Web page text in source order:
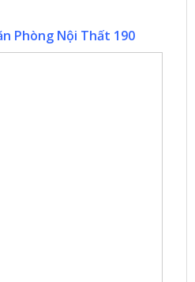
Phòng Nội Thất 190